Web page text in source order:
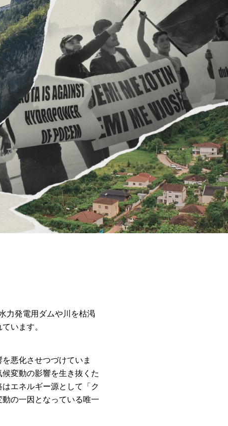
力発電用ダムや川を枯渇
います。
悪化させつづけていま
変動の影響を生き抜くた
エネルギー源として「ク
の一因となっている唯一